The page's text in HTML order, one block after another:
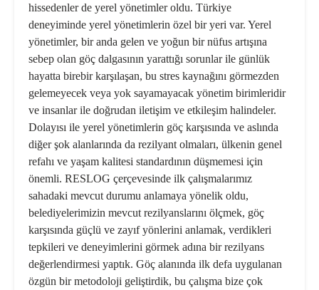
hissedenler de yerel yönetimler oldu. Türkiye
deneyiminde yerel yönetimlerin özel bir yeri var. Yerel
yönetimler, bir anda gelen ve yoğun bir nüfus artışına
sebep olan göç dalgasının yarattığı sorunlar ile günlük
hayatta birebir karşılaşan, bu stres kaynağını görmezden
gelemeyecek veya yok sayamayacak yönetim birimleridir
ve insanlar ile doğrudan iletişim ve etkileşim halindeler.
Dolayısı ile yerel yönetimlerin göç karşısında ve aslında
diğer şok alanlarında da rezilyant olmaları, ülkenin genel
refahı ve yaşam kalitesi standardının düşmemesi için
önemli. RESLOG çerçevesinde ilk çalışmalarımız
sahadaki mevcut durumu anlamaya yönelik oldu,
belediyelerimizin mevcut rezilyanslarını ölçmek, göç
karşısında güçlü ve zayıf yönlerini anlamak, verdikleri
tepkileri ve deneyimlerini görmek adına bir rezilyans
değerlendirmesi yaptık. Göç alanında ilk defa uygulanan
özgün bir metodoloji geliştirdik, bu çalışma bize çok